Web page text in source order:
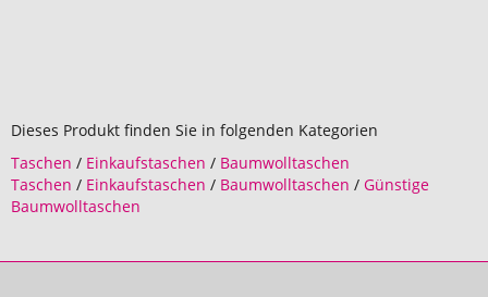
Dieses Produkt finden Sie in folgenden Kategorien
Taschen / Einkaufstaschen / Baumwolltaschen
Taschen / Einkaufstaschen / Baumwolltaschen / Günstige
Baumwolltaschen